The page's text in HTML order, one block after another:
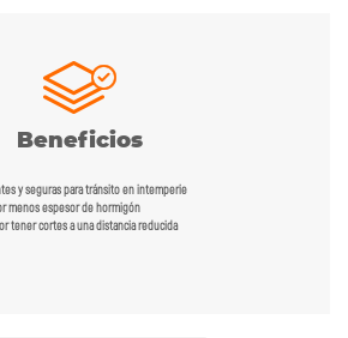
Beneficios
y seguras para tránsito en intemperie
menos espesor de hormigón
tener cortes a una distancia reducida